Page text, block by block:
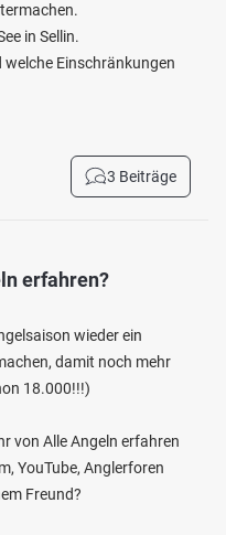
in Sellin.
Einschränkungen
3 Beiträge
erfahren?
wieder ein
damit noch mehr
18.000!!!)
von Alle Angeln erfahren
YouTube, Anglerforen
Freund?